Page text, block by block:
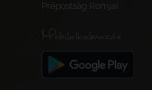
Prépostság Romjai
Mobilalkalmazás